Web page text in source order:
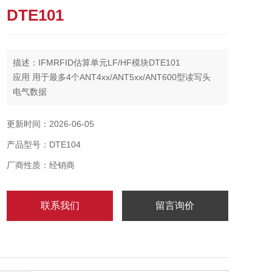
DTE101
描述：IFMRFID估算单元LF/HF模块DTE101
应用 用于最多4个ANT4xx/ANT5xx/ANT600型读写头
电气数据
电流损耗 [mA] < 3000
更新时间：2026-06-05
产品型号：DTE104
厂商性质：经销商
联系我们 留言询价